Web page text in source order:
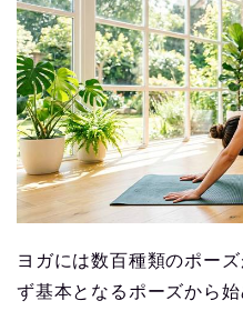
ヨガには数百種類のポー
ず基本となるポーズから始